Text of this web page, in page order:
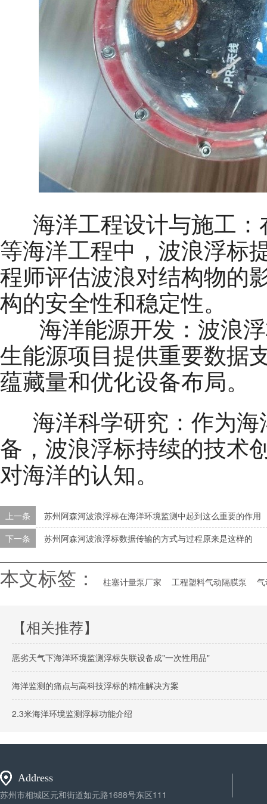
海洋工程设计与施工：
等海洋工程中，波浪浮标
程师评估波浪对结构物的
构的安全性和稳定性。
海洋能源开发：波浪浮
生能源项目提供重要数据
蕴藏量和优化设备布局。
海洋科学研究：作为海
备，波浪浮标持续的技术
对海洋的认知。
上一条
苏州阿森河波浪浮标在海洋环境监测中起到这么重要的作用
下一条
苏州阿森河波浪浮标数据传输的方式与过程原来是这样的
本文标签： 柱塞计量泵厂家 工程塑料气动隔膜泵
【相关推荐】
恶劣天气下海洋环境监测浮标失联设备成"一次性用品"
海洋监测的痛点与高科技浮标的精准解决方案
2.3米海洋环境监测浮标功能介绍
Address
苏州市相城区元和街道如元路1688号东区111